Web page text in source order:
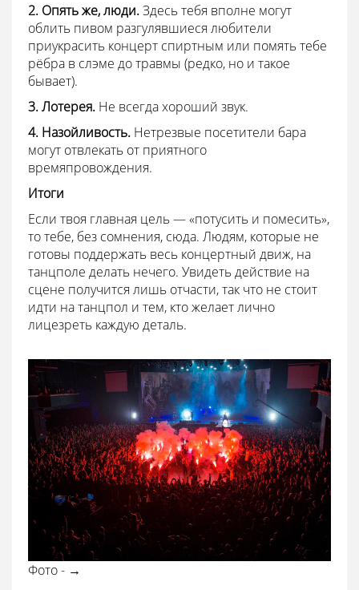
2. Опять же, люди.Здесь тебя вполне могут
облить пивом разгулявшиеся любители
приукрасить концерт спиртным или помять тебе
рёбра в слэме до травмы (редко, но и такое
бывает).
3. Лотерея. Не всегда хороший звук.
4. Назойливость. Нетрезвые посетители бара
могут отвлекать от приятного
времяпровождения.
Итоги
Если твоя главная цель — «потусить и помесить»,
то тебе, без сомнения, сюда. Людям, которые не
готовы поддержать весь концертный движ, на
танцполе делать нечего. Увидеть действие на
сцене получится лишь отчасти, так что не стоит
идти на танцпол и тем, кто желает лично
лицезреть каждую деталь.
Фото - →